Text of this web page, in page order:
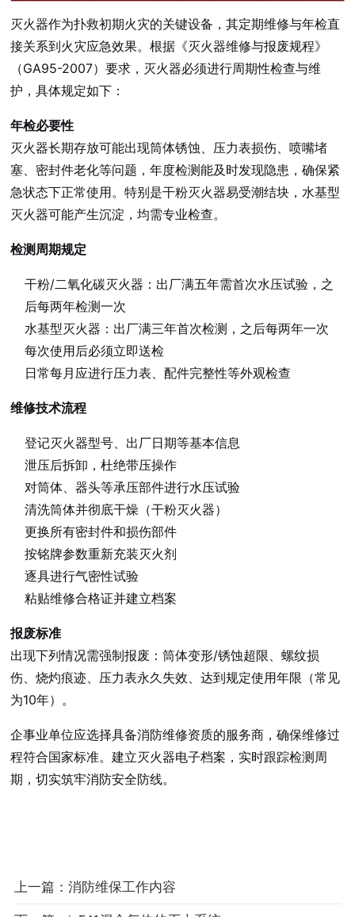
灭火器作为扑救初期火灾的关键设备，其定期维修与年检直
接关系到火灾应急效果。根据《灭火器维修与报废规程》
（GA95-2007）要求，灭火器必须进行周期性检查与维
护，具体规定如下：
年检必要性
灭火器长期存放可能出现筒体锈蚀、压力表损伤、喷嘴堵
塞、密封件老化等问题，年度检测能及时发现隐患，确保紧
急状态下正常使用。特别是干粉灭火器易受潮结块，水基型
灭火器可能产生沉淀，均需专业检查。
检测周期规定
干粉/二氧化碳灭火器：出厂满五年需首次水压试验，之
后每两年检测一次
水基型灭火器：出厂满三年首次检测，之后每两年一次
每次使用后必须立即送检
日常每月应进行压力表、配件完整性等外观检查
维修技术流程
登记灭火器型号、出厂日期等基本信息
泄压后拆卸，杜绝带压操作
对筒体、器头等承压部件进行水压试验
清洗筒体并彻底干燥（干粉灭火器）
更换所有密封件和损伤部件
按铭牌参数重新充装灭火剂
逐具进行气密性试验
粘贴维修合格证并建立档案
报废标准
出现下列情况需强制报废：筒体变形/锈蚀超限、螺纹损
伤、烧灼痕迹、压力表永久失效、达到规定使用年限（常见
为10年）。
企事业单位应选择具备消防维修资质的服务商，确保维修过
程符合国家标准。建立灭火器电子档案，实时跟踪检测周
期，切实筑牢消防安全防线。
上一篇：消防维保工作内容